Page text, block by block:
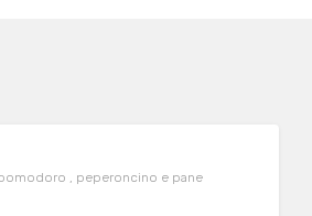
, peperoncino e pane